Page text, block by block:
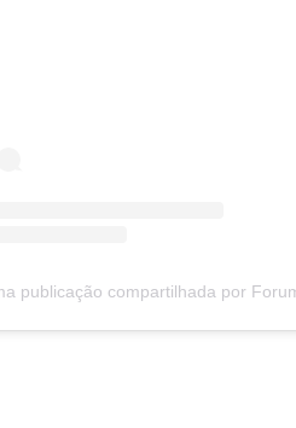
publicação compartilhada por